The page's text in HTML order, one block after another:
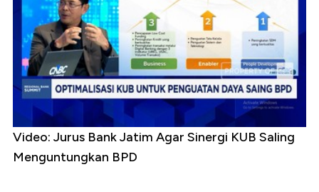
Video: Jurus Bank Jatim Agar Sinergi KUB Saling
Menguntungkan BPD